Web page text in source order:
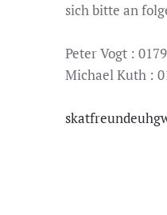
sich bitte an
Peter Vogt :
Michael Kuth :